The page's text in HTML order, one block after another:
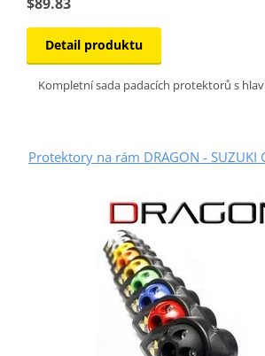
Detail produktu
Kompletní sada padacích protektorů s
Protektory na rám DRAGON - SUZUKI